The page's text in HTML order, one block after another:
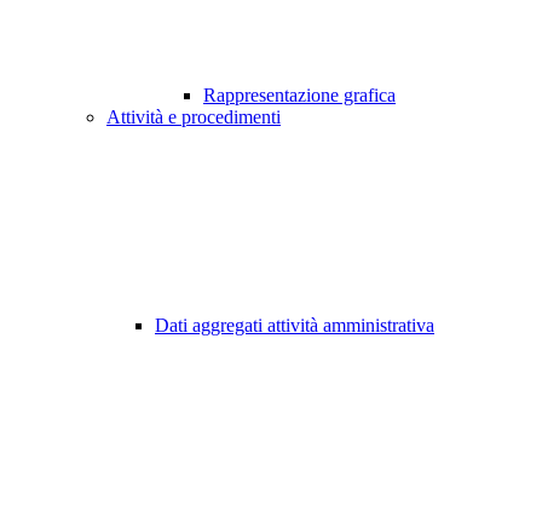
Rappresentazione grafica
Attività e procedimenti
Dati aggregati attività amministrativa